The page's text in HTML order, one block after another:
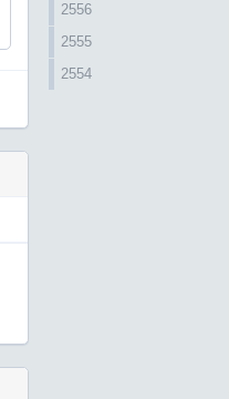
2556
2555
2554